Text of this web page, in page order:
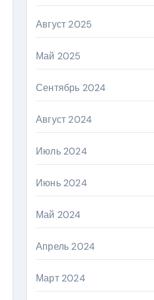
Август 2025
Май 2025
Сентябрь 2024
Август 2024
Июль 2024
Июнь 2024
Май 2024
Апрель 2024
Март 2024